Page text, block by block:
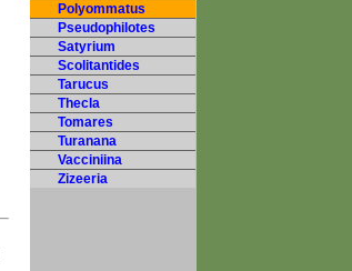
Polyommatus
Pseudophilotes
Satyrium
Scolitantides
Tarucus
Thecla
Tomares
Turanana
Vacciniina
Zizeeria